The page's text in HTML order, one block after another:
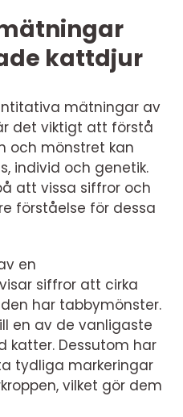
kattdjur
mätningar av
det viktigt att förstå
och mönstret kan
individ och genetik.
att vissa siffror och
förståelse för dessa
en
siffror att cirka
har tabbymönster.
en av de vanligaste
katter. Dessutom har
tydliga markeringar
vilket gör dem